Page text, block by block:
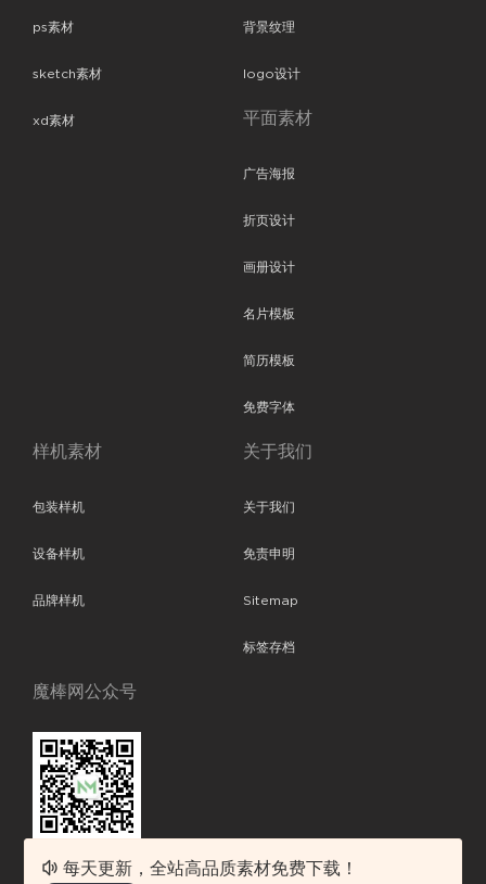
ps素材
sketch素材
xd素材
背景纹理
logo设计
平面素材
广告海报
折页设计
画册设计
名片模板
简历模板
免费字体
样机素材
包装样机
设备样机
品牌样机
关于我们
关于我们
免责申明
Sitemap
标签存档
魔棒网公众号
每天更新，全站高品质素材免费下载！